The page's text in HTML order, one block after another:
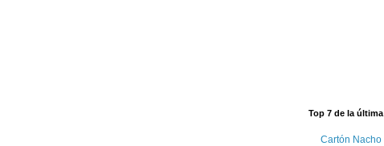
Top 7 de la
Cartón Nacho